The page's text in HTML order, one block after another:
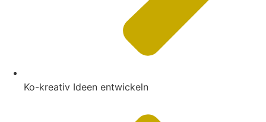
Ko-kreativ Ideen entwickeln